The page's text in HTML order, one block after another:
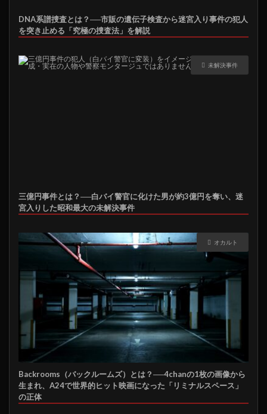
DNA系譜捜査とは？──市販の遺伝子検査から迷宮入り事件の犯人
を突き止める「究極の捜査法」を解説
未解決事件
三億円事件とは？──白バイ警官に化けた男が約3億円を奪い、迷
宮入りした昭和最大の未解決事件
オカルト
Backrooms（バックルームズ）とは？──4chanの1枚の画像から
生まれ、A24で世界的ヒット映画になった「リミナルスペース」
の正体